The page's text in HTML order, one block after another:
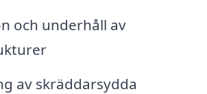
och underhåll av
av skräddarsydda